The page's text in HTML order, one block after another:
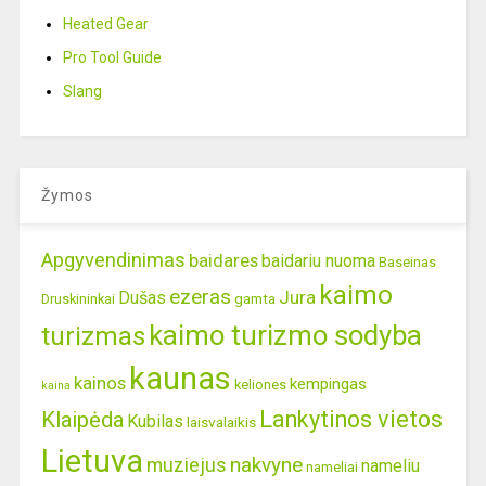
Heated Gear
Pro Tool Guide
Slang
Žymos
Apgyvendinimas baidaresbaidariu nuoma Baseinas
Druskininkai Dušas ezeras gamta Jura kaimo
turizmas kaimo turizmo sodyba
kaina kainos kaunas keliones kempingas
Klaipėda Kubilas laisvalaikis Lankytinos vietos
Lietuva muziejus nakvyne nameliai nameliu